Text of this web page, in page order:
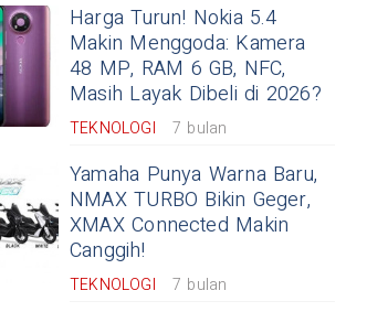
Harga Turun! Nokia 5.4
Makin Menggoda: Kamera
48 MP, RAM 6 GB, NFC,
Masih Layak Dibeli di 2026?
TEKNOLOGI 7 bulan
Yamaha Punya Warna Baru,
NMAX TURBO Bikin Geger,
XMAX Connected Makin
Canggih!
TEKNOLOGI 7 bulan